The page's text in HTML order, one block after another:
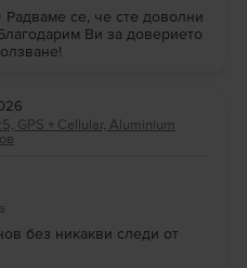
Радваме се, че сте доволни
Ви за доверието
GPS + Cellular, Aluminium
без никакви следи от